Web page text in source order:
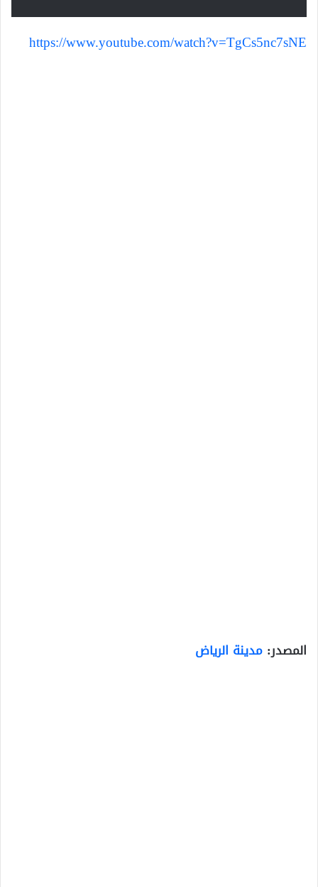
https://www.youtube.com/watch?v=TgCs5nc7sNE
المصدر: مدينة الرياض